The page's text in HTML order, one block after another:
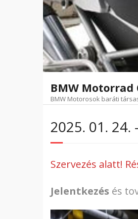
Skip
to
content
BMW
BMW Motorosok baráti
2025. 01. 24.
Szervezés alatt!
Jelentkezés és